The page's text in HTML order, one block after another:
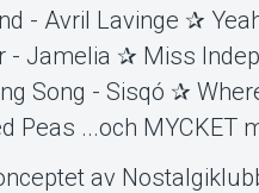
- Avril Lavinge ✰
- Jamelia ✰ Miss
Song - Sisqó ✰
Peas ...och MYCKET
av